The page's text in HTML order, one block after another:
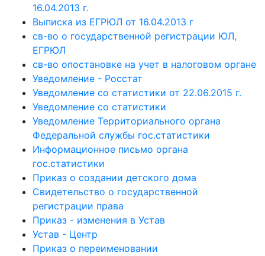
16.04.2013 г.
Выписка из ЕГРЮЛ от 16.04.2013 г
св-во о государственной регистрации ЮЛ,
ЕГРЮЛ
св-во опостановке на учет в налоговом органе
Уведомление - Росстат
Уведомление со статистики от 22.06.2015 г.
Уведомление со статистики
Уведомление Территориального органа
Федеральной службы гос.статистики
Информационное письмо органа
гос.статистики
Приказ о создании детского дома
Свидетельство о государственной
регистрации права
Приказ - изменения в Устав
Устав - Центр
Приказ о переименовании